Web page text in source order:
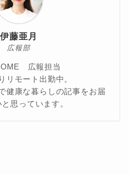
伊藤亜月
広報部
広報担当
リモート出勤中。
健康な暮らしの記事をお届
思っています。